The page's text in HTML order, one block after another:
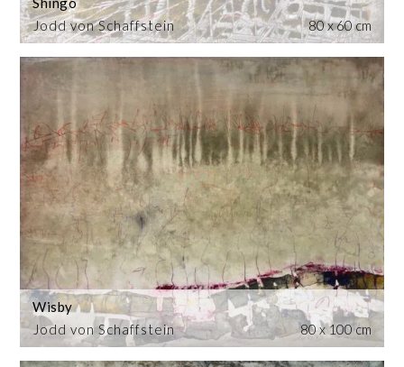
Jodd von Schaffstein
80 x 60 cm
Jodd von Schaffstein
Wisby
80 x 100 cm